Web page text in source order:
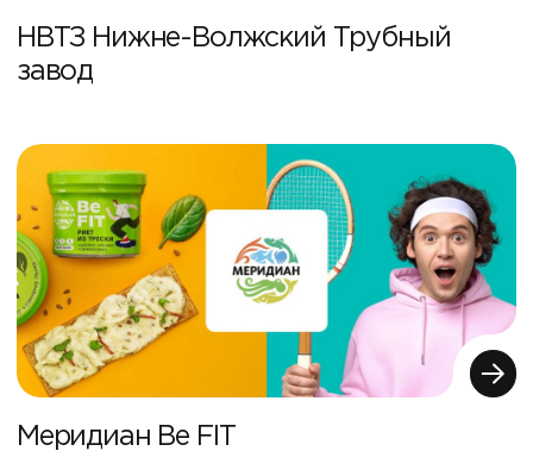
НВТЗ Нижне-Волжский Трубный
завод
Меридиан Be FIT